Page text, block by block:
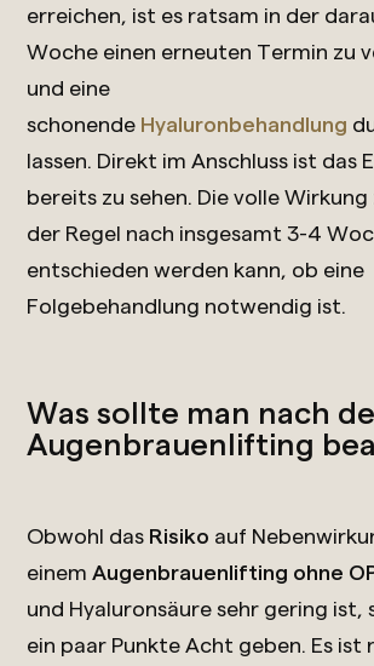
erreichen, ist es ratsam in der
Woche einen erneuten Termin zu
und eine
schonende Hyaluronbehandlung
lassen. Direkt im Anschluss ist das
bereits zu sehen. Die volle
der Regel nach insgesamt 3-4
entschieden werden kann, ob eine
Folgebehandlung notwendig ist.
Was sollte man nach
Augenbrauenlifting
Obwohl das Risiko auf
einemAugenbrauenlifting ohne
und Hyaluronsäure sehr gering ist,
ein paar Punkte Acht geben. Es ist